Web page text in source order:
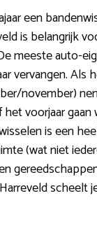
een
is belangrijk
meeste auto-
vervangen. Als
november)
voorjaar
is een
(wat niet
scheelt